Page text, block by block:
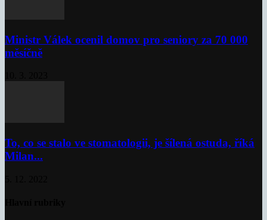
Ministr Válek ocenil domov pro seniory za 70 000
měsíčně
To, co se stalo ve stomatologii, je šílená ostuda, říká
Milan...